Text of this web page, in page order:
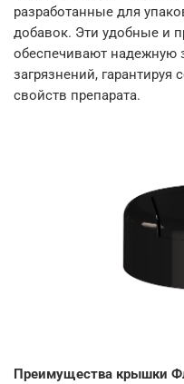
разработанные для
добавок. Эти удобные и
обеспечивают надежную
загрязнений, гарантируя
свойств препарата.
Преимущества крышки